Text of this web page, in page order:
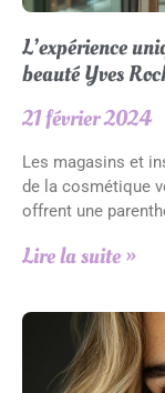
L’expérience
beauté Yves
21 février 2024
Les magasins et
de la cosmétique
offrent une
Lire la suite »